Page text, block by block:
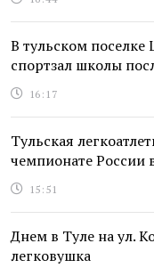
В тульском
спортзал школы
16:17
Тульская
чемпионате России
15:51
Днем в Туле на ул.
легковушка